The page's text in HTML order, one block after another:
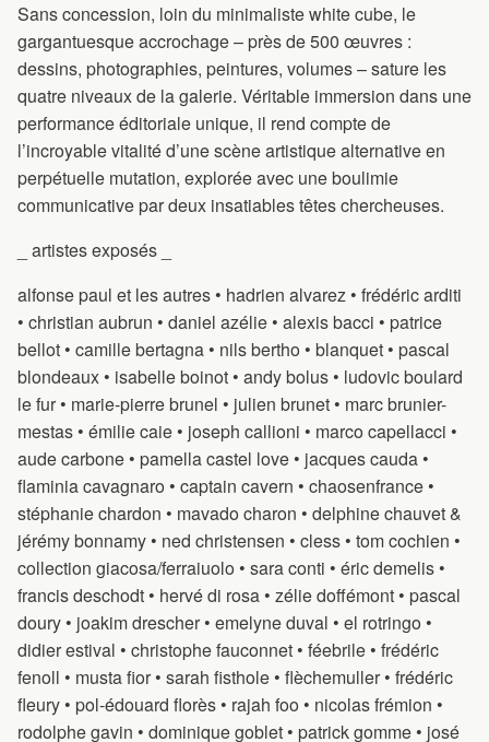
Sans concession, loin du minimaliste white cube, le
gargantuesque accrochage – près de 500 œuvres :
dessins, photographies, peintures, volumes – sature les
quatre niveaux de la galerie. Véritable immersion dans une
performance éditoriale unique, il rend compte de
l’incroyable vitalité d’une scène artistique alternative en
perpétuelle mutation, explorée avec une boulimie
communicative par deux insatiables têtes chercheuses.
_ artistes exposés _
alfonse paul et les autres • hadrien alvarez • frédéric arditi
• christian aubrun • daniel azélie • alexis bacci • patrice
bellot • camille bertagna • nils bertho • blanquet • pascal
blondeaux • isabelle boinot • andy bolus • ludovic boulard
le fur • marie-pierre brunel • julien brunet • marc brunier-
mestas • émilie caie • joseph callioni • marco capellacci •
aude carbone • pamella castel love • jacques cauda •
flaminia cavagnaro • captain cavern • chaosenfrance •
stéphanie chardon • mavado charon • delphine chauvet &
jérémy bonnamy • ned christensen • cless • tom cochien •
collection giacosa/ferraiuolo • sara conti • éric demelis •
francis deschodt • hervé di rosa • zélie doffémont • pascal
doury • joakim drescher • emelyne duval • el rotringo •
didier estival • christophe fauconnet • féebrile • frédéric
fenoll • musta fior • sarah fisthole • flèchemuller • frédéric
fleury • pol-édouard florès • rajah foo • nicolas frémion •
rodolphe gavin • dominique goblet • patrick gomme • josé